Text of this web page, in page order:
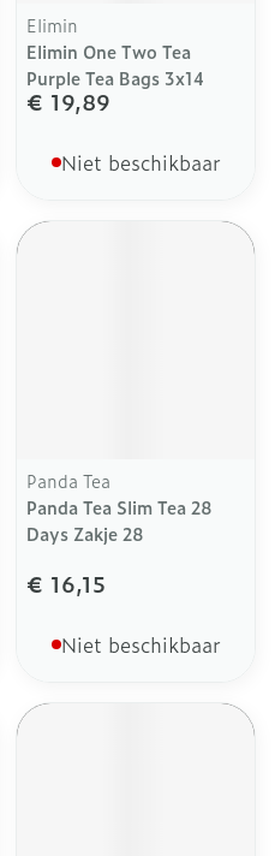
Elimin
Elimin One Two Tea
Purple Tea Bags 3x14
€ 19,89
Niet beschikbaar
Panda Tea
Panda Tea Slim Tea 28
Days Zakje 28
€ 16,15
Niet beschikbaar